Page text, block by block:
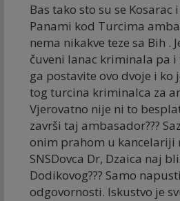
Bas tako sto su se
Panami kod Turcima
nema nikakve teze sa Bih .
čuveni lanac kriminala pa
ga postavite ovo dvoje i ko
tog turcina kriminalca za
Vjerovatno nije ni to
završi taj ambasador???
onim prahom u kancelariji
SNSDovca Dr, Dzaica naj
Dodikovog??? Samo
odgovornosti. Iskustvo je